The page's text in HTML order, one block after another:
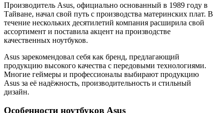
Производитель Asus, официально основанный в 1989 году в
Тайване, начал свой путь с производства материнских плат. В
течение нескольких десятилетий компания расширила свой
ассортимент и поставила акцент на производстве
качественных ноутбуков.
Asus зарекомендовал себя как бренд, предлагающий
продукцию высокого качества с передовыми технологиями.
Многие геймеры и профессионалы выбирают продукцию
Asus за её надёжность, производительность и стильный
дизайн.
Особенности ноутбуков Asus